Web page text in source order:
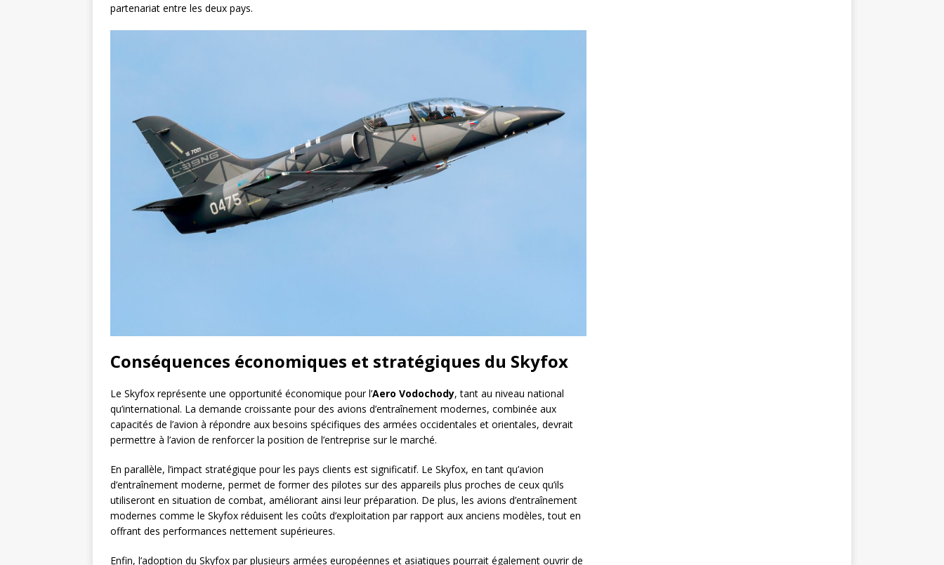
partenariat entre les deux pays.
Conséquences économiques et stratégiques du Skyfox
Le Skyfox représente une opportunité économique pour l’Aero Vodochody, tant au niveau national
qu’international. La demande croissante pour des avions d’entraînement modernes, combinée aux
capacités de l’avion à répondre aux besoins spécifiques des armées occidentales et orientales, devrait
permettre à l’avion de renforcer la position de l’entreprise sur le marché.
En parallèle, l’impact stratégique pour les pays clients est significatif. Le Skyfox, en tant qu’avion
d’entraînement moderne, permet de former des pilotes sur des appareils plus proches de ceux qu’ils
utiliseront en situation de combat, améliorant ainsi leur préparation. De plus, les avions d’entraînement
modernes comme le Skyfox réduisent les coûts d’exploitation par rapport aux anciens modèles, tout en
offrant des performances nettement supérieures.
Enfin, l’adoption du Skyfox par plusieurs armées européennes et asiatiques pourrait également ouvrir de